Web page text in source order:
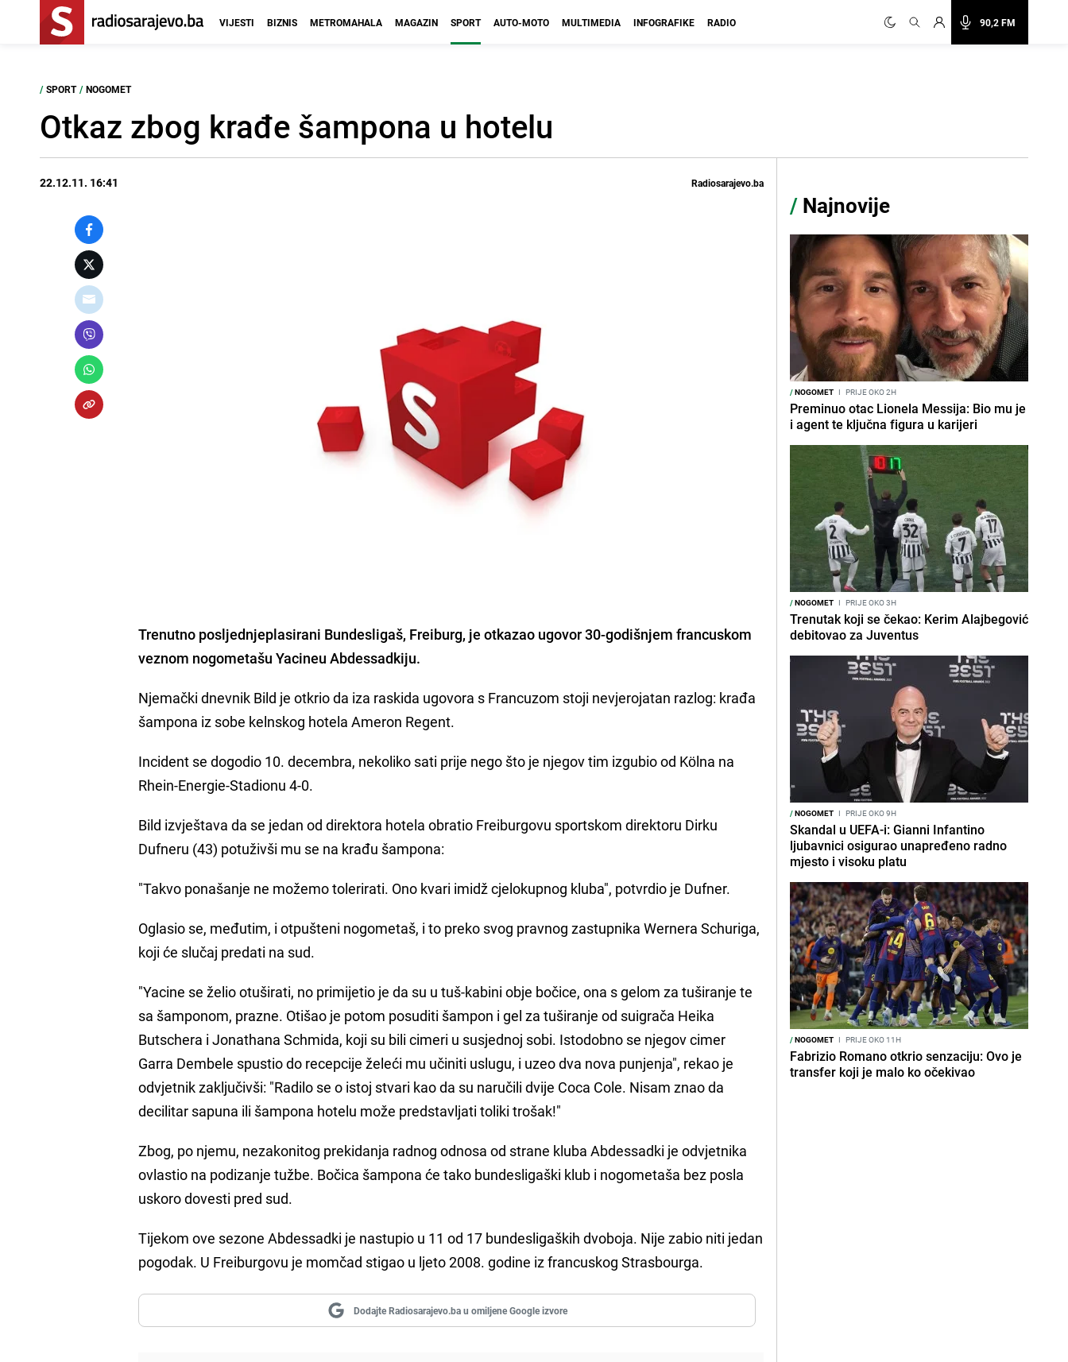
90,2 FM
VIJESTI BIZNIS METROMAHALA MAGAZIN SPORT AUTO-MOTO MULTIMEDIA INFOGRAFIKE RADIO
/ SPORT / NOGOMET
Otkaz zbog krađe šampona u hotelu
22.12.11. 16:41 Radiosarajevo.ba
Trenutno posljednjeplasirani Bundesligaš, Freiburg, je otkazao ugovor 30-godišnjem francuskom
veznom nogometašu Yacineu Abdessadkiju.
Njemački dnevnik Bild je otkrio da iza raskida ugovora s Francuzom stoji nevjerojatan razlog: krađa
šampona iz sobe kelnskog hotela Ameron Regent.
Incident se dogodio 10. decembra, nekoliko sati prije nego što je njegov tim izgubio od Kölna na
Rhein-Energie-Stadionu 4-0.
Bild izvještava da se jedan od direktora hotela obratio Freiburgovu sportskom direktoru Dirku
Dufneru (43) potuživši mu se na krađu šampona:
"Takvo ponašanje ne možemo tolerirati. Ono kvari imidž cjelokupnog kluba", potvrdio je Dufner.
Oglasio se, međutim, i otpušteni nogometaš, i to preko svog pravnog zastupnika Wernera Schuriga,
koji će slučaj predati na sud.
"Yacine se želio otuširati, no primijetio je da su u tuš-kabini obje bočice, ona s gelom za tuširanje te
sa šamponom, prazne. Otišao je potom posuditi šampon i gel za tuširanje od suigrača Heika
Butschera i Jonathana Schmida, koji su bili cimeri u susjednoj sobi. Istodobno se njegov cimer
Garra Dembele spustio do recepcije želeći mu učiniti uslugu, i uzeo dva nova punjenja", rekao je
odvjetnik zaključivši: "Radilo se o istoj stvari kao da su naručili dvije Coca Cole. Nisam znao da
decilitar sapuna ili šampona hotelu može predstavljati toliki trošak!"
Zbog, po njemu, nezakonitog prekidanja radnog odnosa od strane kluba Abdessadki je odvjetnika
ovlastio na podizanje tužbe. Bočica šampona će tako bundesligaški klub i nogometaša bez posla
uskoro dovesti pred sud.
Tijekom ove sezone Abdessadki je nastupio u 11 od 17 bundesligaških dvoboja. Nije zabio niti jedan
pogodak. U Freiburgovu je momčad stigao u ljeto 2008. godine iz francuskog Strasbourga.
Dodajte Radiosarajevo.ba u omiljene Google izvore
/ Najnovije
/NOGOMET I PRIJE OKO 2H
Preminuo otac Lionela Messija: Bio mu je
i agent te ključna figura u karijeri
/NOGOMET I PRIJE OKO 3H
Trenutak koji se čekao: Kerim Alajbegović
debitovao za Juventus
/NOGOMET I PRIJE OKO 9H
Skandal u UEFA-i: Gianni Infantino
ljubavnici osigurao unapređeno radno
mjesto i visoku platu
/NOGOMET I PRIJE OKO 11H
Fabrizio Romano otkrio senzaciju: Ovo je
transfer koji je malo ko očekivao